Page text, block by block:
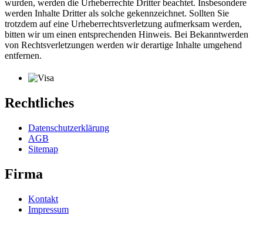
wurden, werden die Urheberrechte Dritter beachtet. Insbesondere
werden Inhalte Dritter als solche gekennzeichnet. Sollten Sie
trotzdem auf eine Urheberrechtsverletzung aufmerksam werden,
bitten wir um einen entsprechenden Hinweis. Bei Bekanntwerden
von Rechtsverletzungen werden wir derartige Inhalte umgehend
entfernen.
Rechtliches
Datenschutzerklärung
AGB
Sitemap
Firma
Kontakt
Impressum